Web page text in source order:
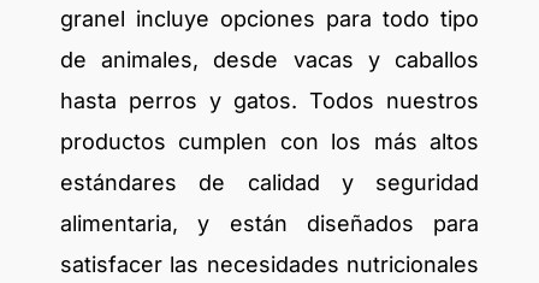
granel incluye opciones para todo tipo
de animales, desde vacas y caballos
hasta perros y gatos. Todos nuestros
productos cumplen con los más altos
estándares de calidad y seguridad
alimentaria, y están diseñados para
satisfacer las necesidades nutricionales